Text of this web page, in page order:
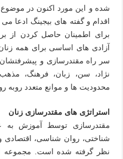
شده و این مورد اکنون در
اقدام و گفته های بیجینگ ادعا
برای اطمینان حاصل کردن از
آزادی های اساسی برای همه
سر راه مقتدرسازی و
نژاد، سن، زبان، فرهنگ،
محدودیت ها و موانع متعدد روبه
استراتژی های مقتدرسازی زنان
مقتدرسازی توسط آموزش به
شناختی، روان شناسی، اقتصادی
نظر گرفته شده است. مجموعه